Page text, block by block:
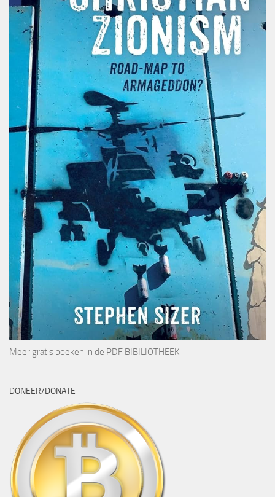
Meer gratis boeken in de PDF BIBILIOTHEEK
DONEER/DONATE